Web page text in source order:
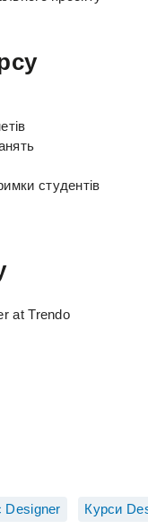
студентів
at Trendo
Designer Курси